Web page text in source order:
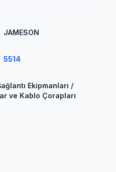
JAMESON
5514
Ekipmanları /
ve Kablo Çorapları